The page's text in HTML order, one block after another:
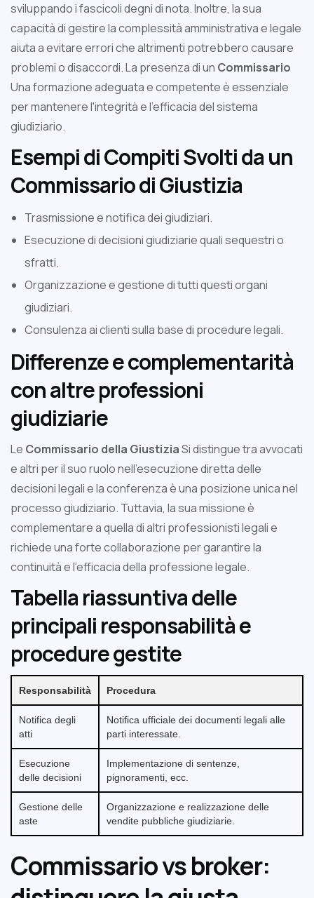
sviluppando i fascicoli degni di nota. Inoltre, la sua
capacità di gestire la complessità amministrativa e legale
aiuta a evitare errori che altrimenti potrebbero causare
problemi o disaccordi. La presenza di un Commissario
Una formazione adeguata e competente è essenziale
per mantenere l'integrità e l'efficacia del sistema
giudiziario.
Esempi di Compiti Svolti da un
Commissario di Giustizia
Trasmissione e notifica dei giudiziari.
Esecuzione di decisioni giudiziarie quali sequestri o
sfratti.
Organizzazione e gestione di tutti questi organi
giudiziari.
Consulenza ai clienti sulla base di procedure legali.
Differenze e complementarità
con altre professioni
giudiziarie
Le Commissario della GiustiziaSi distingue tra avvocati
e altri per il suo ruolo nell'esecuzione diretta delle
decisioni legali e la conferenza è una posizione unica nel
processo giudiziario. Tuttavia, la sua missione è
complementare a quella di altri professionisti legali e
richiede una forte collaborazione per garantire la
continuità e l'efficacia della professione legale.
Tabella riassuntiva delle
principali responsabilità e
procedure gestite
Responsabilità Procedura
Notifica degli
atti
Notifica ufficiale dei documenti legali alle
parti interessate.
Esecuzione
delle decisioni
Implementazione di sentenze,
pignoramenti, ecc.
Gestione delle
aste
Organizzazione e realizzazione delle
vendite pubbliche giudiziarie.
Commissario vs broker: